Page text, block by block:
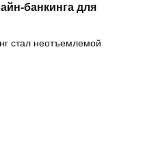
банкинга для
стал неотъемлемой